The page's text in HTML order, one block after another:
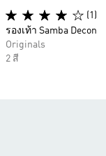
(1)
รองเท้า Samba Decon
Originals
2 สี